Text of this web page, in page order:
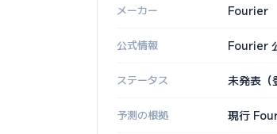
メーカー Fourier
公式情報 Fourier
ステータス 未発表（
予測の根拠 現行